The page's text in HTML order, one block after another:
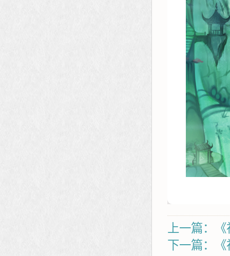
上一篇：《
下一篇：